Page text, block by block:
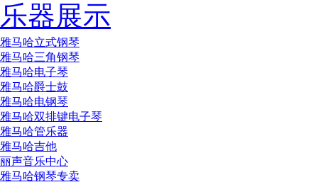
乐器展示
雅马哈立式钢琴
雅马哈三角钢琴
雅马哈电子琴
雅马哈爵士鼓
雅马哈电钢琴
雅马哈双排键电子琴
雅马哈管乐器
雅马哈吉他
丽声音乐中心
雅马哈钢琴专卖